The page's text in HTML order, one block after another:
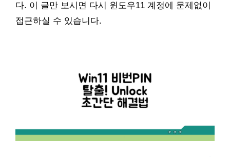
다. 이 글만 보시면 다시 윈도우11 계정에 문제없이
접근하실 수 있습니다.